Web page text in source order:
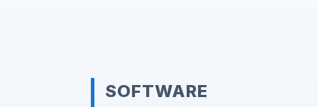
SOFTWARE